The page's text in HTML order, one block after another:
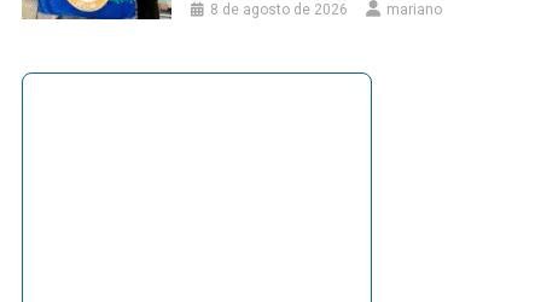
8 de agosto de 2026 mariano